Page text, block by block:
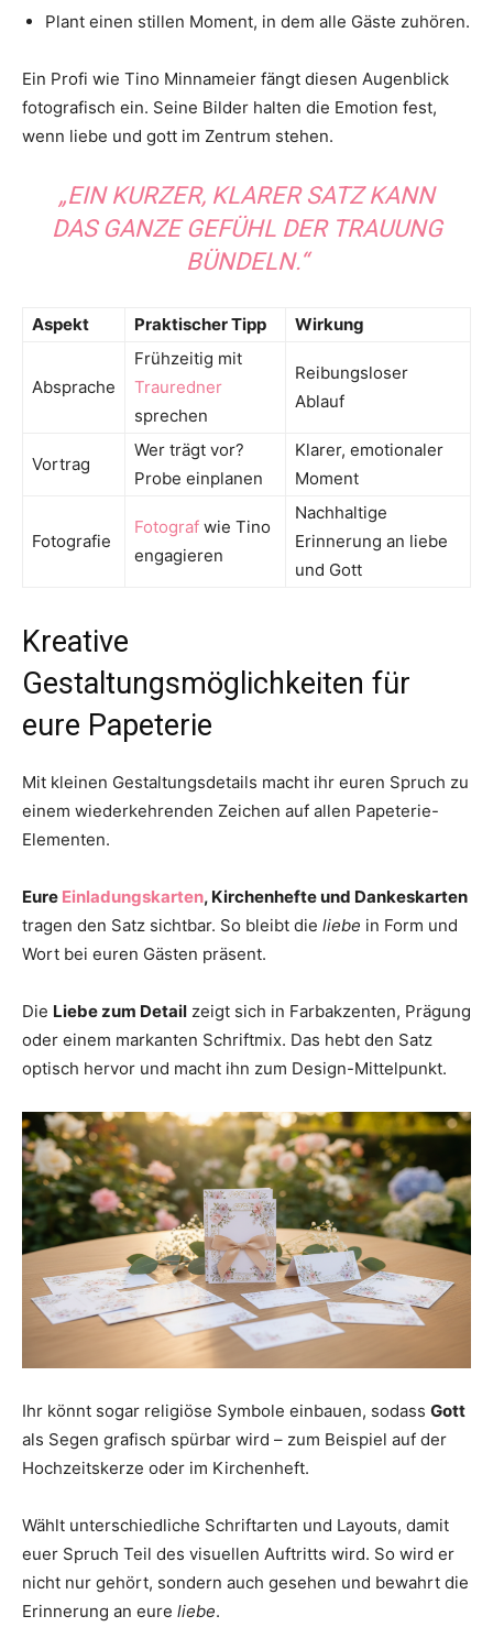
Plant einen stillen Moment, in dem alle Gäste zuhören.
Ein Profi wie Tino Minnameier fängt diesen Augenblick
fotografisch ein. Seine Bilder halten die Emotion fest,
wenn liebe und gott im Zentrum stehen.
„EIN KURZER, KLARER SATZ KANN
DAS GANZE GEFÜHL DER TRAUUNG
BÜNDELN.“
Aspekt Praktischer Tipp Wirkung
Absprache
Frühzeitig mit
Trauredner
sprechen
Reibungsloser
Ablauf
Vortrag
Wer trägt vor?
Probe einplanen
Klarer, emotionaler
Moment
Fotografie
Fotograf wie Tino
engagieren
Nachhaltige
Erinnerung an liebe
und Gott
Kreative
Gestaltungsmöglichkeiten für
eure Papeterie
Mit kleinen Gestaltungsdetails macht ihr euren Spruch zu
einem wiederkehrenden Zeichen auf allen Papeterie-
Elementen.
Eure Einladungskarten, Kirchenhefte und Dankeskarten
tragen den Satz sichtbar. So bleibt die liebe in Form und
Wort bei euren Gästen präsent.
Die Liebe zum Detail zeigt sich in Farbakzenten, Prägung
oder einem markanten Schriftmix. Das hebt den Satz
optisch hervor und macht ihn zum Design-Mittelpunkt.
Ihr könnt sogar religiöse Symbole einbauen, sodass Gott
als Segen grafisch spürbar wird – zum Beispiel auf der
Hochzeitskerze oder im Kirchenheft.
Wählt unterschiedliche Schriftarten und Layouts, damit
euer Spruch Teil des visuellen Auftritts wird. So wird er
nicht nur gehört, sondern auch gesehen und bewahrt die
Erinnerung an eure liebe.